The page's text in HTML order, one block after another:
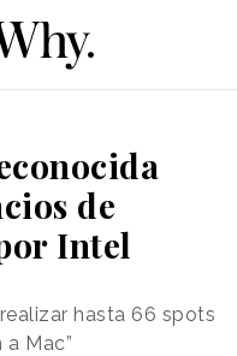
de
Intel
hasta 66 spots
a Mac”